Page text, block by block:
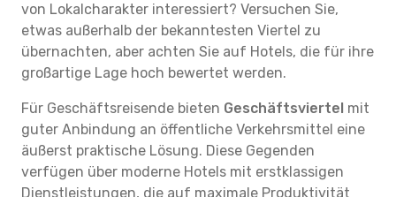
von Lokalcharakter interessiert? Versuchen Sie,
etwas außerhalb der bekanntesten Viertel zu
übernachten, aber achten Sie auf Hotels, die für ihre
großartige Lage hoch bewertet werden.
Für Geschäftsreisende bieten Geschäftsviertel mit
guter Anbindung an öffentliche Verkehrsmittel eine
äußerst praktische Lösung. Diese Gegenden
verfügen über moderne Hotels mit erstklassigen
Dienstleistungen, die auf maximale Produktivität